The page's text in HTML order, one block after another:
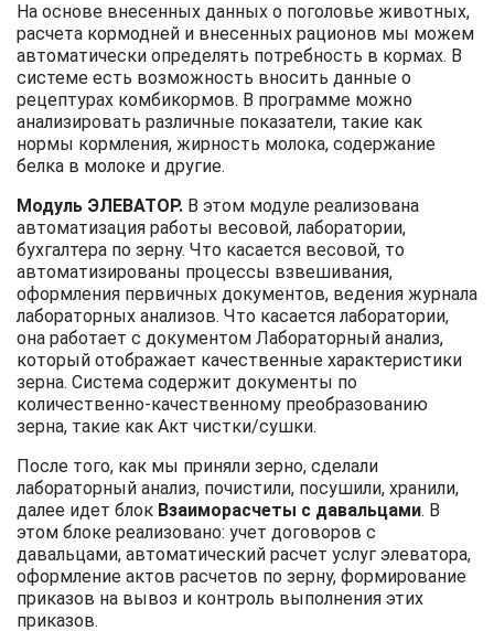
На основе внесенных данных о поголовье животных,
расчета кормодней и внесенных рационов мы можем
автоматически определять потребность в кормах. В
системе есть возможность вносить данные о
рецептурах комбикормов. В программе можно
анализировать различные показатели, такие как
нормы кормления, жирность молока, содержание
белка в молоке и другие.
Модуль ЭЛЕВАТОР. В этом модуле реализована
автоматизация работы весовой, лаборатории,
бухгалтера по зерну. Что касается весовой, то
автоматизированы процессы взвешивания,
оформления первичных документов, ведения журнала
лабораторных анализов. Что касается лаборатории,
она работает с документом Лабораторный анализ,
который отображает качественные характеристики
зерна. Система содержит документы по
количественно-качественному преобразованию
зерна, такие как Акт чистки/сушки.
После того, как мы приняли зерно, сделали
лабораторный анализ, почистили, посушили, хранили,
далее идет блок Взаиморасчеты с давальцами. В
этом блоке реализовано: учет договоров с
давальцами, автоматический расчет услуг элеватора,
оформление актов расчетов по зерну, формирование
приказов на вывоз и контроль выполнения этих
приказов.